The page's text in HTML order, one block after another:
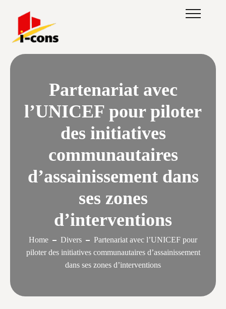
Partenariat avec
l’UNICEF pour piloter
des initiatives
communautaires
d’assainissement dans
ses zones
d’interventions
Home Divers
Partenariat avec l’UNICEF pour
piloter des initiatives communautaires d’assainissement
dans ses zones d’interventions